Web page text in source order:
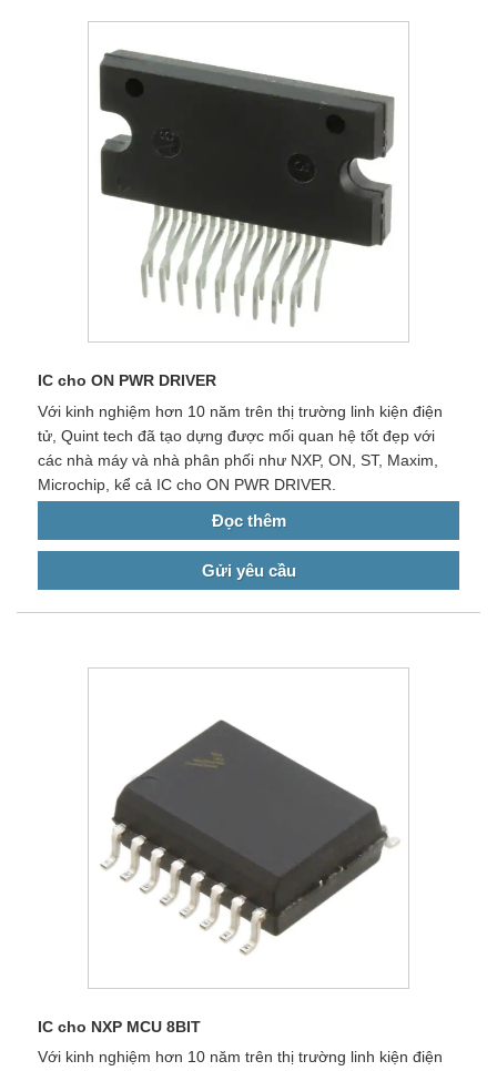
IC cho ON PWR DRIVER
Với kinh nghiệm hơn 10 năm trên thị trường linh kiện điện
tử, Quint tech đã tạo dựng được mối quan hệ tốt đẹp với
các nhà máy và nhà phân phối như NXP, ON, ST, Maxim,
Microchip, kể cả IC cho ON PWR DRIVER.
Đọc thêm
Gửi yêu cầu
IC cho NXP MCU 8BIT
Với kinh nghiệm hơn 10 năm trên thị trường linh kiện điện